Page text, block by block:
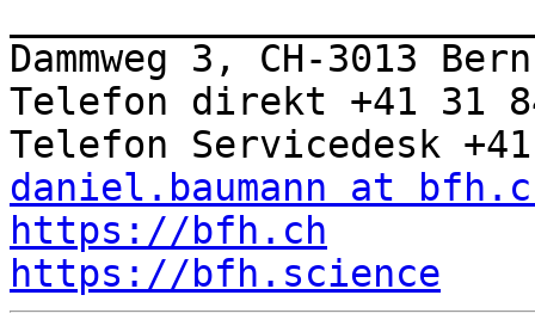
Dammweg 3, CH-3013 Bern
Telefon direkt +41 31
daniel.baumann at
https://bfh.ch
https://bfh.science